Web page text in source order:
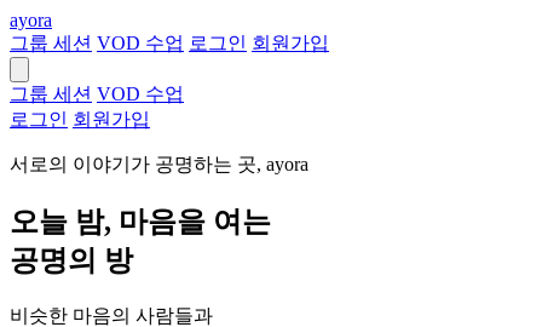
ayora
그룹 세션 VOD 수업 로그인 회원가입
그룹 세션 VOD 수업
로그인 회원가입
서로의 이야기가 공명하는 곳, ayora
오늘 밤, 마음을 여는
공명의 방
비슷한 마음의 사람들과